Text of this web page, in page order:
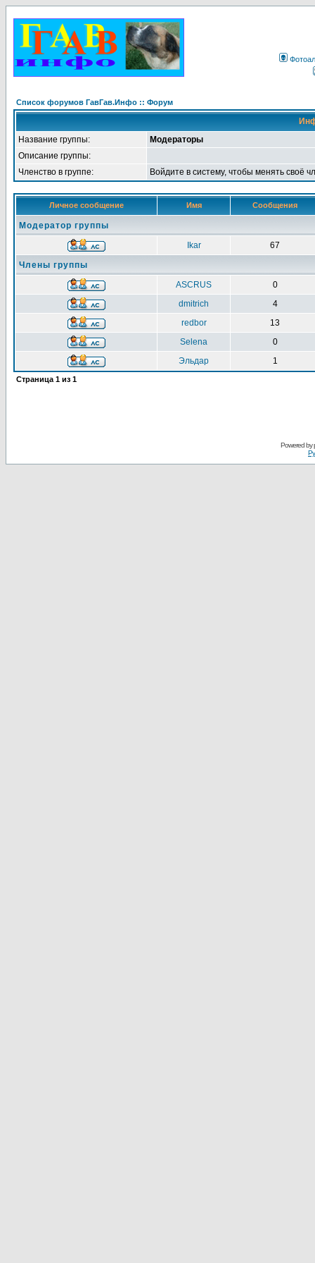
Список форумов ГавГав.Инфо :: Форум
Название группы:
Модераторы
Описание группы:
Членство в группе:
Войдите в систему, чтобы менять своё
Личное сообщение Имя Сообщения
Модератор группы
Ikar
67
Члены группы
ASCRUS
0
dmitrich
4
redbor
13
Selena
0
Эльдар
1
Страница 1 из 1
Powered by